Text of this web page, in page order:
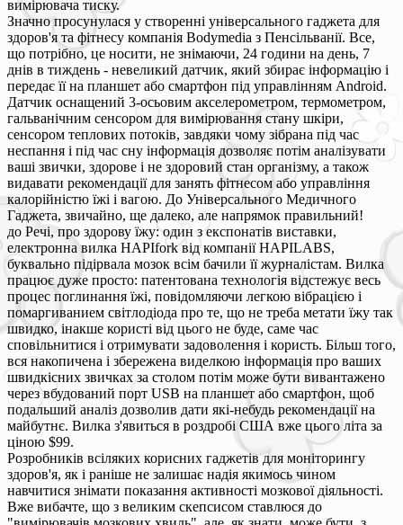
вимірювача тиску.
Значно просунулася у створенні універсального гаджета для
здоров'я та фітнесу компанія Bodymedia з Пенсільванії. Все,
що потрібно, це носити, не знімаючи, 24 години на день, 7
днів в тиждень - невеликий датчик, який збирає інформацію і
передає її на планшет або смартфон під управлінням Android.
Датчик оснащений 3-осьовим акселерометром, термометром,
гальванічним сенсором для вимірювання стану шкіри,
сенсором теплових потоків, завдяки чому зібрана під час
неспання і під час сну інформація дозволяє потім аналізувати
ваші звички, здорове і не здоровий стан організму, а також
видавати рекомендації для занять фітнесом або управління
калорійністю їжі і вагою. До Універсального Медичного
Гаджета, звичайно, ще далеко, але напрямок правильний!
до Речі, про здорову їжу: один з експонатів виставки,
електронна вилка HAPIfork від компанії HAPILABS,
буквально підірвала мозок всім бачили її журналістам. Вилка
працює дуже просто: патентована технологія відстежує весь
процес поглинання їжі, повідомляючи легкою вібрацією і
помаргиванием світлодіода про те, що не треба метати їжу так
швидко, інакше користі від цього не буде, саме час
сповільнитися і отримувати задоволення і користь. Більш того,
вся накопичена і збережена виделкою інформація про ваших
швидкісних звичках за столом потім може бути вивантажено
через вбудований порт USB на планшет або смартфон, щоб
подальший аналіз дозволив дати які-небудь рекомендації на
майбутнє. Вилка з'явиться в роздробі США вже цього літа за
ціною $99.
Розробників всіляких корисних гаджетів для моніторингу
здоров'я, як і раніше не залишає надія якимось чином
навчитися знімати показання активності мозкової діяльності.
Вже вибачте, що з великим скепсисом ставлюся до